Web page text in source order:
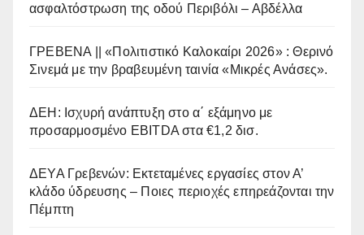
ασφαλτόστρωση της οδού Περιβόλι – Αβδέλλα
ΓΡΕΒΕΝΑ || «Πολιτιστικό Καλοκαίρι 2026» : Θερινό
Σινεμά με την βραβευμένη ταινία «Μικρές Ανάσες».
ΔΕΗ: Ισχυρή ανάπτυξη στο α΄ εξάμηνο με
προσαρμοσμένο EBITDA στα €1,2 δισ.
ΔΕΥΑ Γρεβενών: Εκτεταμένες εργασίες στον Α’
κλάδο ύδρευσης – Ποιες περιοχές επηρεάζονται την
Πέμπτη